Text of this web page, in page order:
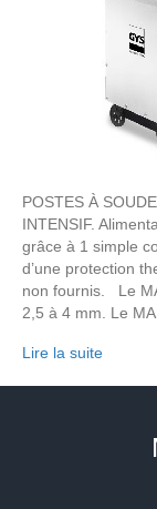
POSTES À
INTENSIF.
grâce à 1 simple
d’une protection
non fournis. Le
2,5 à 4 mm. Le
Lire la suite